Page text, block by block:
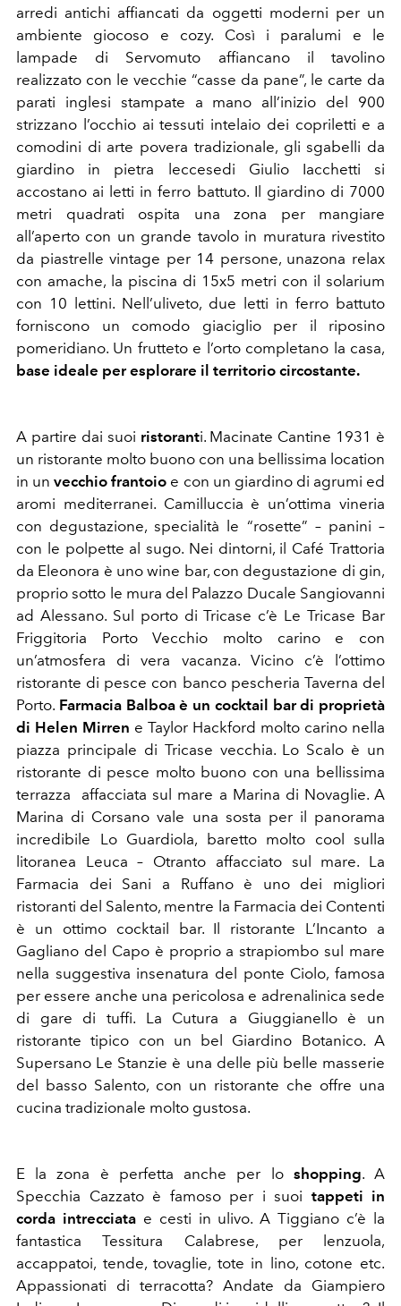
arredi antichi affiancati da oggetti moderni per un
ambiente giocoso e cozy. Così i paralumi e le
lampade di Servomuto affiancano il tavolino
realizzato con le vecchie “casse da pane”, le carte da
parati inglesi stampate a mano all’inizio del 900
strizzano l’occhio ai tessuti intelaio dei copriletti e a
comodini di arte povera tradizionale, gli sgabelli da
giardino in pietra leccesedi Giulio Iacchetti si
accostano ai letti in ferro battuto. Il giardino di 7000
metri quadrati ospita una zona per mangiare
all’aperto con un grande tavolo in muratura rivestito
da piastrelle vintage per 14 persone, unazona relax
con amache, la piscina di 15x5 metri con il solarium
con 10 lettini. Nell’uliveto, due letti in ferro battuto
forniscono un comodo giaciglio per il riposino
pomeridiano. Un frutteto e l’orto completano la casa,
base ideale per esplorare il territorio circostante.
A partire dai suoi ristoranti. Macinate Cantine 1931 è
un ristorante molto buono con una bellissima location
in unvecchio frantoio e con un giardino di agrumi ed
aromi mediterranei. Camilluccia è un’ottima vineria
con degustazione, specialità le “rosette” – panini –
con le polpette al sugo. Nei dintorni, il Café Trattoria
da Eleonora è uno wine bar, con degustazione di gin,
proprio sotto le mura del Palazzo Ducale Sangiovanni
ad Alessano. Sul porto di Tricase c’è Le Tricase Bar
Friggitoria Porto Vecchio molto carino e con
un’atmosfera di vera vacanza. Vicino c’è l’ottimo
ristorante di pesce con banco pescheria Taverna del
Porto. Farmacia Balboa è un cocktail bar di proprietà
di Helen Mirren e Taylor Hackford molto carino nella
piazza principale di Tricase vecchia. Lo Scalo è un
ristorante di pesce molto buono con una bellissima
terrazza affacciata sul mare a Marina di Novaglie. A
Marina di Corsano vale una sosta per il panorama
incredibile Lo Guardiola, baretto molto cool sulla
litoranea Leuca – Otranto affacciato sul mare. La
Farmacia dei Sani a Ruffano è uno dei migliori
ristoranti del Salento, mentre la Farmacia dei Contenti
è un ottimo cocktail bar. Il ristorante L’Incanto a
Gagliano del Capo è proprio a strapiombo sul mare
nella suggestiva insenatura del ponte Ciolo, famosa
per essere anche una pericolosa e adrenalinica sede
di gare di tuffi. La Cutura a Giuggianello è un
ristorante tipico con un bel Giardino Botanico. A
Supersano Le Stanzie è una delle più belle masserie
del basso Salento, con un ristorante che offre una
cucina tradizionale molto gustosa.
E la zona è perfetta anche per lo shopping. A
Specchia Cazzato è famoso per i suoi tappeti in
corda intrecciatae cesti in ulivo. A Tiggiano c’è la
fantastica Tessitura Calabrese, per lenzuola,
accappatoi, tende, tovaglie, tote in lino, cotone etc.
Appassionati di terracotta? Andate da Giampiero